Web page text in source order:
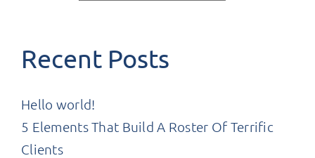
Recent Posts
Hello world!
5 Elements That Build A Roster Of Terrific
Clients